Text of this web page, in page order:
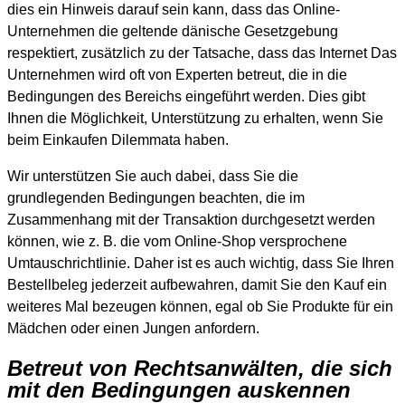
dies ein Hinweis darauf sein kann, dass das Online-
Unternehmen die geltende dänische Gesetzgebung
respektiert, zusätzlich zu der Tatsache, dass das Internet Das
Unternehmen wird oft von Experten betreut, die in die
Bedingungen des Bereichs eingeführt werden. Dies gibt
Ihnen die Möglichkeit, Unterstützung zu erhalten, wenn Sie
beim Einkaufen Dilemmata haben.
Wir unterstützen Sie auch dabei, dass Sie die
grundlegenden Bedingungen beachten, die im
Zusammenhang mit der Transaktion durchgesetzt werden
können, wie z. B. die vom Online-Shop versprochene
Umtauschrichtlinie. Daher ist es auch wichtig, dass Sie Ihren
Bestellbeleg jederzeit aufbewahren, damit Sie den Kauf ein
weiteres Mal bezeugen können, egal ob Sie Produkte für ein
Mädchen oder einen Jungen anfordern.
Betreut von Rechtsanwälten, die sich
mit den Bedingungen auskennen